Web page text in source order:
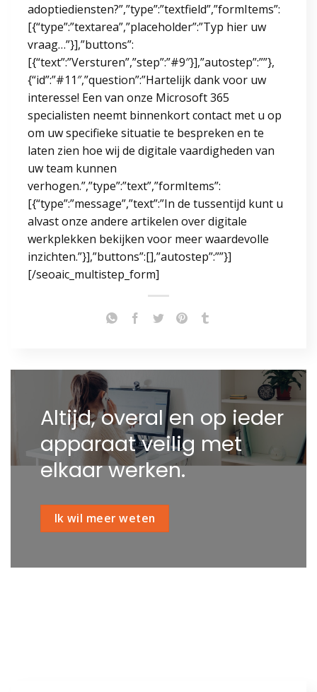
adoptiediensten?”,”type”:”textfield”,”formItems”:
[{“type”:”textarea”,”placeholder”:”Typ hier uw
vraag…”}],”buttons”:
[{“text”:”Versturen”,”step”:”#9″}],”autostep”:””},
{“id”:”#11″,”question”:”Hartelijk dank voor uw
interesse! Een van onze Microsoft 365
specialisten neemt binnenkort contact met u op
om uw specifieke situatie te bespreken en te
laten zien hoe wij de digitale vaardigheden van
uw team kunnen
verhogen.”,”type”:”text”,”formItems”:
[{“type”:”message”,”text”:”In de tussentijd kunt u
alvast onze andere artikelen over digitale
werkplekken bekijken voor meer waardevolle
inzichten.”}],”buttons”:[],”autostep”:””}]
[/seoaic_multistep_form]
Altijd, overal en op ieder
apparaat veilig met
elkaar werken.
Ik wil meer weten